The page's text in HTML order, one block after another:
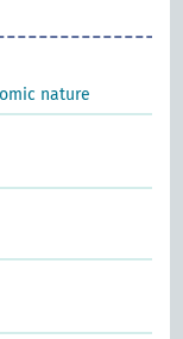
nature